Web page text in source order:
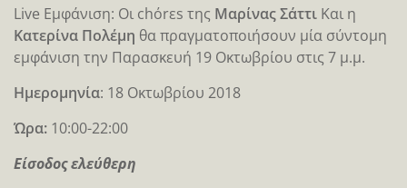
Live Εμφάνιση: Οι chόrεs της Μαρίνας Σάττι Και η
Κατερίνα Πολέμη θα πραγματοποιήσουν μία σύντομη
εμφάνιση την Παρασκευή 19 Οκτωβρίου στις 7 μ.μ.
Ημερομηνία: 18 Οκτωβρίου 2018
Ώρα: 10:00-22:00
Είσοδος ελεύθερη